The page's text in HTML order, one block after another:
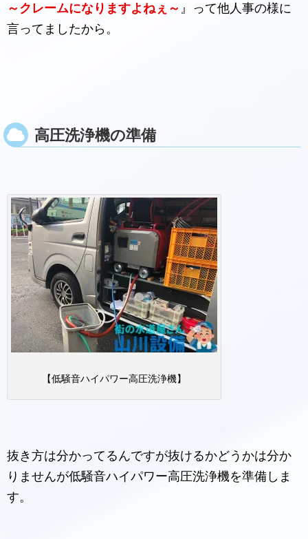
～クレームになりますよねぇ～ 』って他人事の様に
言ってましたから。
高圧洗浄機の準備
【低騒音ハイパワー高圧洗浄機】
抜き方は分かってるんですが抜けるかどうかは分か
りませんが低騒音ハイパワー高圧洗浄機を準備しま
す。